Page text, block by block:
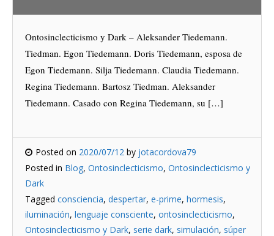
Ontosinclecticismo y Dark – Aleksander Tiedemann.
Tiedman. Egon Tiedemann. Doris Tiedemann, esposa de
Egon Tiedemann. Silja Tiedemann. Claudia Tiedemann.
Regina Tiedemann. Bartosz Tiedman. Aleksander
Tiedemann. Casado con Regina Tiedemann, su […]
Posted on 2020/07/12 by jotacordova79
Posted in Blog, Ontosinclecticismo, Ontosinclecticismo y
Dark
Tagged consciencia, despertar, e-prime, hormesis,
iluminación, lenguaje consciente, ontosinclecticismo,
Ontosinclecticismo y Dark, serie dark, simulación, súper